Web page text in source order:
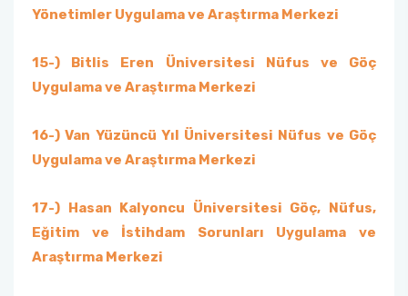
Yönetimler Uygulama ve Araştırma Merkezi
15-) Bitlis Eren Üniversitesi Nüfus ve Göç
Uygulama ve Araştırma Merkezi
16-) Van Yüzüncü Yıl Üniversitesi Nüfus ve Göç
Uygulama ve Araştırma Merkezi
17-) Hasan Kalyoncu Üniversitesi Göç, Nüfus,
Eğitim ve İstihdam Sorunları Uygulama ve
Araştırma Merkezi